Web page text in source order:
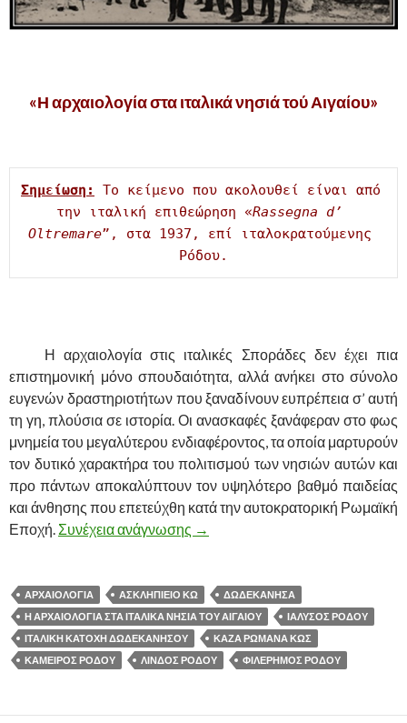
«Η αρχαιολογία στα ιταλικά νησιά τού Αιγαίου»
Σημείωση:
Το κείμενο που ακολουθεί είναι από
την ιταλική επιθεώρηση «Rassegna d
Oltremare”, στα 1937, επί ιταλοκρατούμενης
Ρόδου.
Η αρχαιολογία στις ιταλικές Σποράδες δεν έχει πια
επιστημονική μόνο σπουδαιότητα, αλλά ανήκει στο σύνολο
ευγενών δραστηριοτήτων που ξαναδίνουν ευπρέπεια σ’ αυτή
τη γη, πλούσια σε ιστορία. Οι ανασκαφές ξανάφεραν στο φως
μνημεία του μεγαλύτερου ενδιαφέροντος, τα οποία μαρτυρούν
τον δυτικό χαρακτήρα του πολιτισμού των νησιών αυτών και
προ πάντων αποκαλύπτουν τον υψηλότερο βαθμό παιδείας
και άνθησης που επετεύχθη κατά την αυτοκρατορική Ρωμαϊκή
Εποχή. Συνέχεια ανάγνωσης «Η ΑΡΧΑΙΟΛΟΓΙΑ ΣΤΑ ΙΤΑΛΙΚΑ
→
ΑΡΧΑΙΟΛΟΓΙΑ ΑΣΚΛΗΠΙΕΙΟ ΚΩ
ΔΩΔΕΚΑΝΗΣΑ
Η ΑΡΧΑΙΟΛΟΓΙΑ ΣΤΑ ΙΤΑΛΙΚΑ ΝΗΣΙΑ ΤΟΥ ΑΙΓΑΙΟΥ
ΙΑΛΥΣΟΣ ΡΟΔΟΥ
ΙΤΑΛΙΚΗ ΚΑΤΟΧΗ ΔΩΔΕΚΑΝΗΣΟΥ
ΚΆΖΑ ΡΩΜΆΝΑ ΚΩΣ
ΚΑΜΕΙΡΟΣ ΡΟΔΟΥ
ΛΙΝΔΟΣ ΡΟΔΟΥ ΦΙΛΕΡΗΜΟΣ ΡΟΔΟΥ